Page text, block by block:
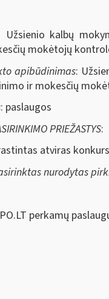
Užsienio kalbų
mokėtojų
apibūdinimas:
ir mokesčių
: paslaugos
PRIEŽASTYS:
atviras
nurodytas
perkamų